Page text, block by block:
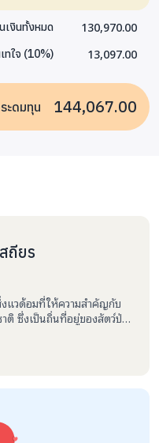
เงินทั้งหมด 130,970.00
ทใจ (10%) 13,097.00
ะดมทุน 144,067.00
ถียร
แวด้อมที่ให้ความสำคัญกับ
ติ ซึ่งเป็นถิ่นที่อยู่ของสัตว์ป่า
ละถูกคุกคาม ในการ
ำเป็นและเป็นไปได้ โดย